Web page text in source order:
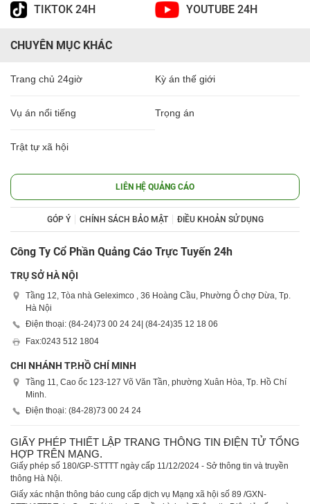
TIKTOK 24H YOUTUBE 24H
CHUYÊN MỤC KHÁC
Trang chủ 24giờ Kỳ án thế giới
Vụ án nổi tiếng Trọng án
Trật tự xã hội
LIÊN HỆ QUẢNG CÁO
GÓP Ý CHÍNH SÁCH BẢO MẬT ĐIỀU KHOẢN SỬ DỤNG
Công Ty Cổ Phần Quảng Cáo Trực Tuyến 24h
TRỤ SỞ HÀ NỘI
Tầng 12, Tòa nhà Geleximco , 36 Hoàng Cầu, Phường Ô chợ Dừa, Tp.
Hà Nội
Điện thoại: (84-24)73 00 24 24 | (84-24)35 12 18 06
Fax:0243 512 1804
CHI NHÁNH TP.HỒ CHÍ MINH
Tầng 11, Cao ốc 123-127 Võ Văn Tần, phường Xuân Hòa, Tp. Hồ Chí
Minh.
Điện thoại: (84-28)73 00 24 24
GIẤY PHÉP THIẾT LẬP TRANG THÔNG TIN ĐIỆN TỬ TỔNG
HỢP TRÊN MẠNG.
Giấy phép số 180/GP-STTTT ngày cấp 11/12/2024 - Sở thông tin và truyền
thông Hà Nội.
Giấy xác nhận thông báo cung cấp dịch vụ Mạng xã hội số 89 /GXN-